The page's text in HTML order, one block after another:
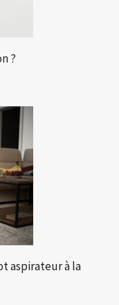
?
aspirateur à la